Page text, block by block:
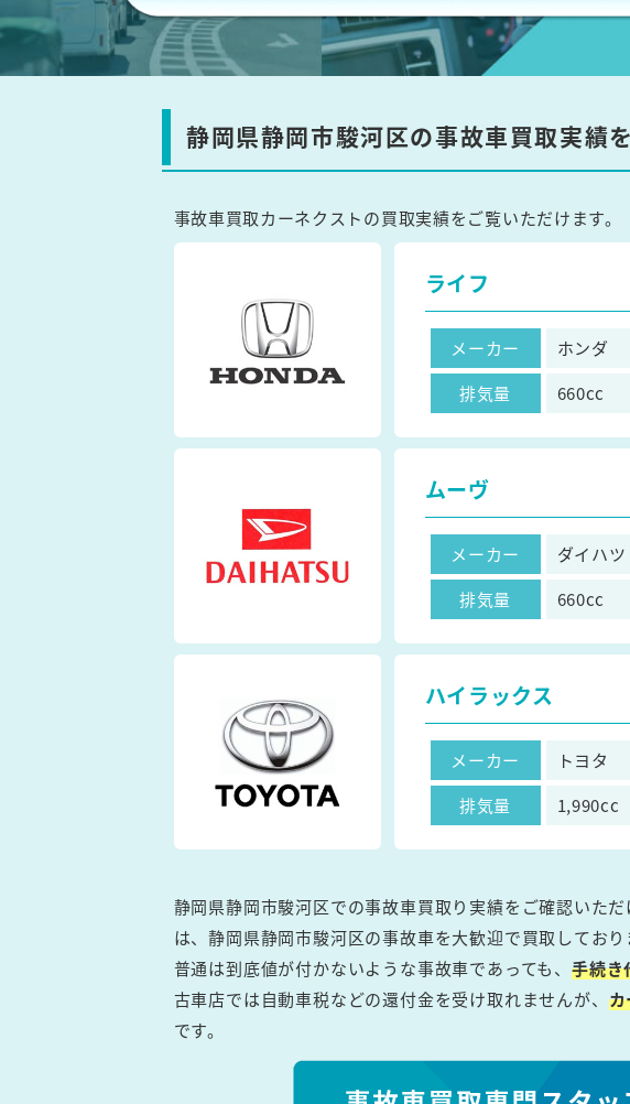
静岡県静岡市駿河区の事故車買取実績
事故車買取カーネクストの買取実績をご覧いただけます。
ライフ
メーカー ホンダ
排気量
660cc
ムーヴ
メーカー ダイハツ
排気量
660cc
ハイラックス
メーカー トヨタ
排気量
1,990cc
静岡県静岡市駿河区での事故車買取り実績をご確認いただ
は、静岡県静岡市駿河区の事故車を大歓迎で買取しており
普通は到底値が付かないような事故車であっても、 手続き
古車店では自動車税などの還付金を受け取れませんが、
です。